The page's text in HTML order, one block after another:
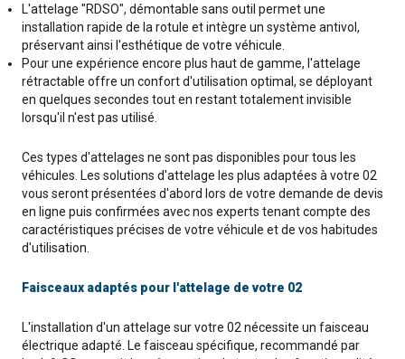
L'attelage "RDSO", démontable sans outil permet une
installation rapide de la rotule et intègre un système antivol,
préservant ainsi l'esthétique de votre véhicule.
Pour une expérience encore plus haut de gamme, l'attelage
rétractable offre un confort d'utilisation optimal, se déployant
en quelques secondes tout en restant totalement invisible
lorsqu'il n'est pas utilisé.
Ces types d'attelages ne sont pas disponibles pour tous les
véhicules. Les solutions d'attelage les plus adaptées à votre 02
vous seront présentées d'abord lors de votre demande de devis
en ligne puis confirmées avec nos experts tenant compte des
caractéristiques précises de votre véhicule et de vos habitudes
d'utilisation.
Faisceaux adaptés pour l'attelage de votre 02
L'installation d'un attelage sur votre 02 nécessite un faisceau
électrique adapté. Le faisceau spécifique, recommandé par